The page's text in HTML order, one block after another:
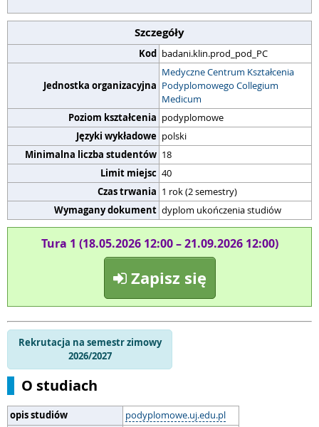
Szczegóły
Kod badani.klin.prod_pod_PC
Jednostka organizacyjna
Medyczne Centrum Kształcenia
Podyplomowego Collegium
Medicum
Poziom kształcenia podyplomowe
Języki wykładowe polski
Minimalna liczba studentów 18
Limit miejsc 40
Czas trwania 1 rok (2 semestry)
Wymagany dokument dyplom ukończenia studiów
Tura 1 (18.05.2026 12:00 – 21.09.2026 12:00)
Zapisz się
Rekrutacja na semestr zimowy
2026/2027
O studiach
opis studiów
podyplomowe.uj.edu.pl